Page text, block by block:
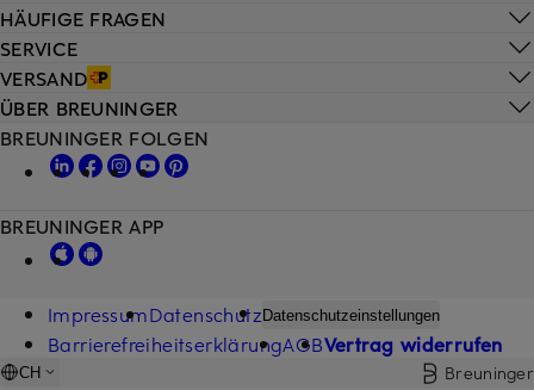
HÄUFIGE FRAGEN
SERVICE
VERSAND
ÜBER BREUNINGER
BREUNINGER FOLGEN
BREUNINGER APP
ImpressumDatenschutzDatenschutzeinstellungen
BarrierefreiheitserklärungAGBVertrag widerrufen
CH Breuninger